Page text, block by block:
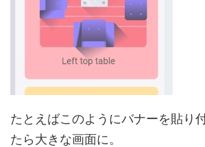
たとえばこのようにバナーを貼り
たら大きな画面に。